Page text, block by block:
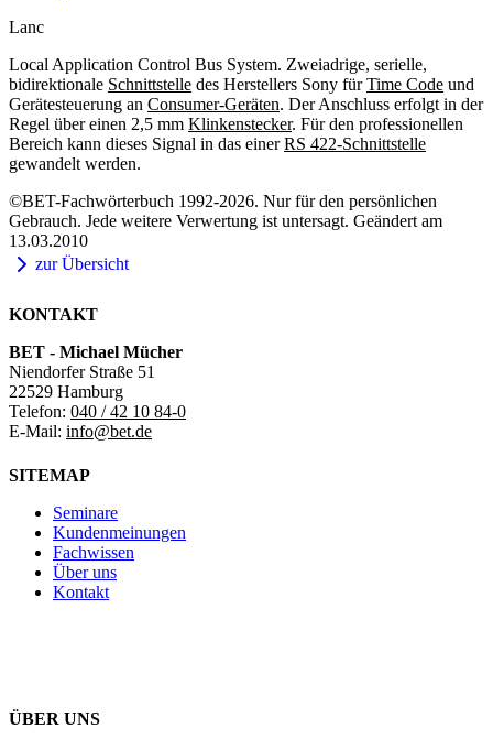
Lanc
Local Application Control Bus System. Zweiadrige, serielle,
bidirektionale Schnittstelle des Herstellers Sony fürTime Code und
Gerätesteuerung an Consumer-Geräten. Der Anschluss erfolgt in der
Regel über einen 2,5 mm Klinkenstecker. Für den professionellen
Bereich kann dieses Signal in das einerRS 422-Schnittstelle
gewandelt werden.
©BET-Fachwörterbuch 1992-2026. Nur für den persönlichen
Gebrauch. Jede weitere Verwertung ist untersagt. Geändert am
13.03.2010
zur Übersicht
KONTAKT
BET - Michael Mücher
Niendorfer Straße 51
22529 Hamburg
Telefon: 040 / 42 10 84-0
E-Mail: info@bet.de
SITEMAP
Seminare
Kundenmeinungen
Fachwissen
Über uns
Kontakt
ÜBER UNS